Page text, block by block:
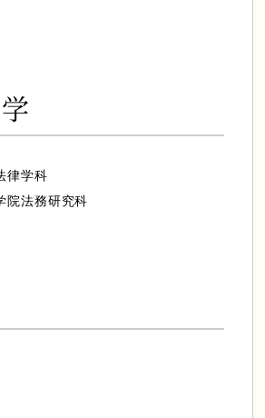
律学科
院法務研究科
様専用ログイン